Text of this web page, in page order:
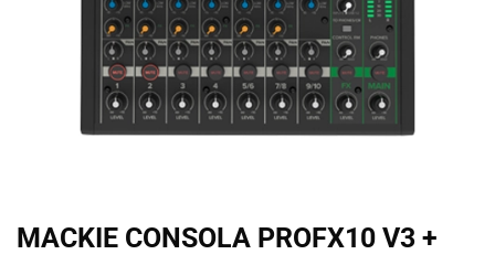
marcas del
mercado,
desde
guitarras, bajos
y baterías
También
MACKIE CONSOLA PROFX10 V3 +